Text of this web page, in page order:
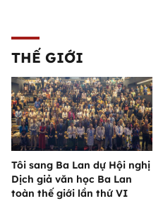
THẾ GIỚI
Tôi sang Ba Lan dự Hội nghị
Dịch giả văn học Ba Lan
toàn thế giới lần thứ VI